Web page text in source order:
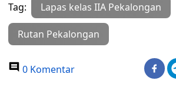
Tag: Lapas kelas IIA Pekalongan
Rutan Pekalongan
0 Komentar